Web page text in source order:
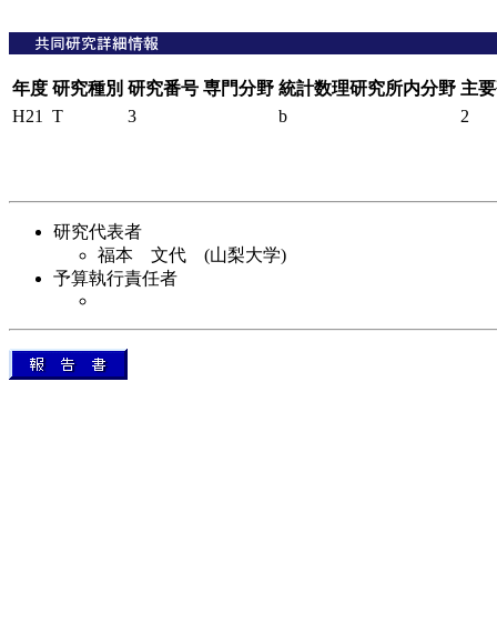
年度 研究種別 研究番号 専門分野 統計数理研究所内分野 主
H21
T 3 b 2
研究代表者
福本 文代 (山梨大学)
予算執行責任者